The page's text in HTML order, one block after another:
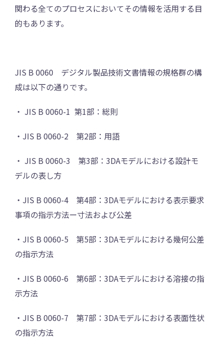
関わる全てのプロセスにおいてその情報を活用する目
的もあります。
JIS B 0060 デジタル製品技術文書情報の規格群の構
成は以下の通りです。
・ JIS B 0060-1 第1部：総則
・JIS B 0060-2 第2部：用語
・ JIS B 0060-3 第3部：3DAモデルにおける設計モ
デルの表し方
・JIS B 0060-4 第4部：3DAモデルにおける表示要求
事項の指示方法ー寸法および公差
・JIS B 0060-5 第5部：3DAモデルにおける幾何公差
の指示方法
・JIS B 0060-6 第6部：3DAモデルにおける溶接の指
示方法
・JIS B 0060-7 第7部：3DAモデルにおける表面性状
の指示方法